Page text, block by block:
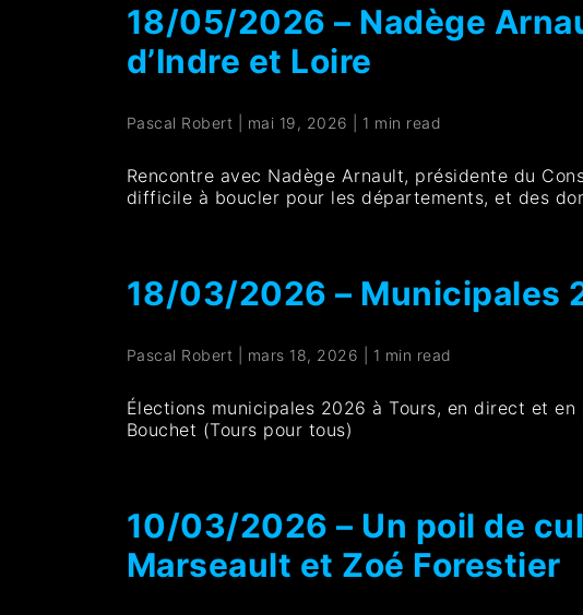
18/05/2026 – Nadège
d’Indre et Loire
Pascal Robert mai 19, 2026 1 min read
Rencontre avec Nadège Arnault, présidente du
difficile à boucler pour les départements, et des
18/03/2026 – Municipales
Pascal Robert mars 18, 2026 1 min read
Élections municipales 2026 à Tours, en direct et
Bouchet (Tours pour tous)
10/03/2026 – Un poil de
Marseault et Zoé Forestier